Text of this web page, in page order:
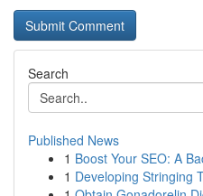
Search
Published News
1 Boost Your SEO: A
1 Developing Stringing